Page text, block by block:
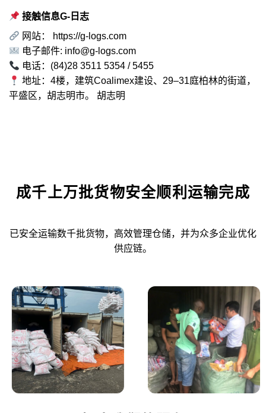
接触信息G-日志
网站：
https://g-logs.com
电子邮件: info@g-logs.com
电话：(84)28 3511 5354 / 5455
地址：4楼，建筑Coalimex建设、29–31庭柏林的街道，
平盛区，胡志明市。 胡志明
成千上万批货物安全顺利运输完成
已安全运输数千批货物，高效管理仓储，并为众多企业优化
供应链。